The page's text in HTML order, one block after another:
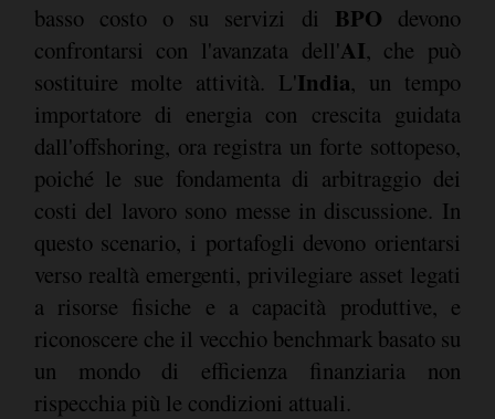
basso costo o su servizi di BPO devono
confrontarsi con l'avanzata dell'AI, che può
sostituire molte attività. L'India, un tempo
importatore di energia con crescita guidata
dall'offshoring, ora registra un forte sottopeso,
poiché le sue fondamenta di arbitraggio dei
costi del lavoro sono messe in discussione. In
questo scenario, i portafogli devono orientarsi
verso realtà emergenti, privilegiare asset legati
a risorse fisiche e a capacità produttive, e
riconoscere che il vecchio benchmark basato su
un mondo di efficienza finanziaria non
rispecchia più le condizioni attuali.